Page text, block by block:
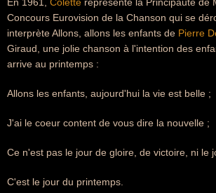
Concours Eurovision de la Chanson qui se
interprète Allons, allons les enfants de Pierre
Giraud, une jolie chanson à l'intention des
arrive au printemps :
Allons les enfants, aujourd'hui la vie est belle ;
J'ai le coeur content de vous dire la nouvelle ;
Ce n'est pas le jour de gloire, de victoire, ni le
C'est le jour du printemps.